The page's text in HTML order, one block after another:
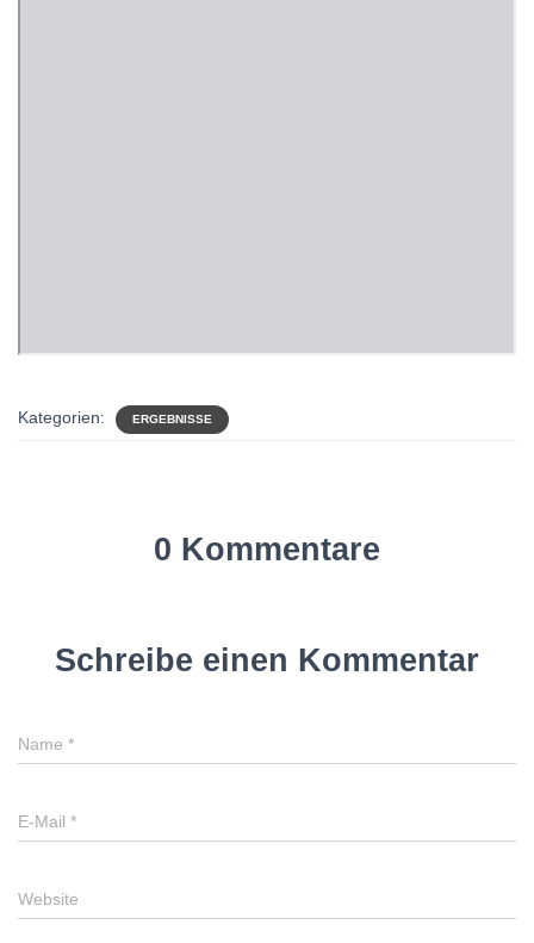
Kategorien: ERGEBNISSE
0 Kommentare
Schreibe einen Kommentar
Name *
E-Mail *
Website